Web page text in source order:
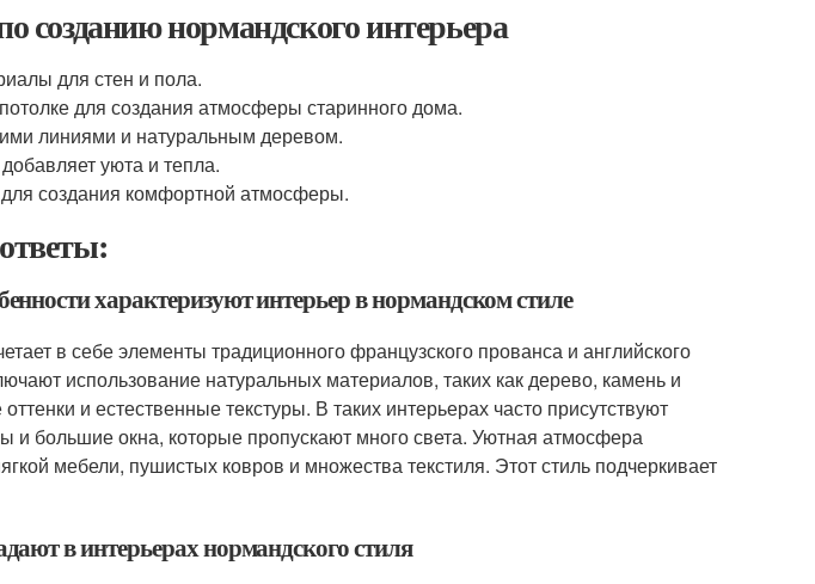
созданию нормандского интерьера
для стен и пола.
для создания атмосферы старинного дома.
линиями и натуральным деревом.
уюта и тепла.
создания комфортной атмосферы.
характеризуют интерьер в нормандском стиле
в себе элементы традиционного французского прованса и английского
использование натуральных материалов, таких как дерево, камень и
и естественные текстуры. В таких интерьерах часто присутствуют
и большие окна, которые пропускают много света. Уютная атмосфера
мебели, пушистых ковров и множества текстиля. Этот стиль подчеркивает
в интерьерах нормандского стиля